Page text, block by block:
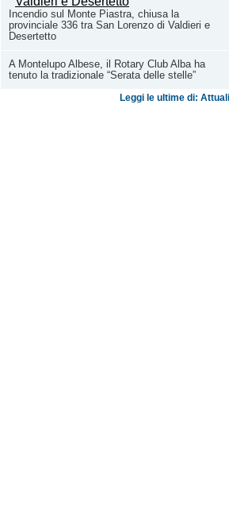
Incendio sul Monte Piastra, chiusa la
provinciale 336 tra San Lorenzo di Valdieri e
Desertetto
A Montelupo Albese, il Rotary Club Alba ha
tenuto la tradizionale “Serata delle stelle”
Leggi le ultime di: